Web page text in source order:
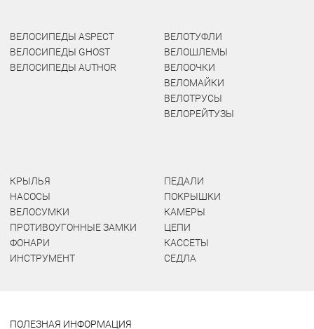
ВЕЛОСИПЕДЫ ASPECT
ВЕЛОСИПЕДЫ GHOST
ВЕЛОСИПЕДЫ AUTHOR
ВЕЛОТУФЛИ
ВЕЛОШЛЕМЫ
ВЕЛООЧКИ
ВЕЛОМАЙКИ
ВЕЛОТРУСЫ
ВЕЛОРЕЙТУЗЫ
КРЫЛЬЯ
НАСОСЫ
ВЕЛОСУМКИ
ПРОТИВОУГОННЫЕ ЗАМКИ
ФОНАРИ
ИНСТРУМЕНТ
ПЕДАЛИ
ПОКРЫШКИ
КАМЕРЫ
ЦЕПИ
КАССЕТЫ
СЕДЛА
ПОЛЕЗНАЯ ИНФОРМАЦИЯ